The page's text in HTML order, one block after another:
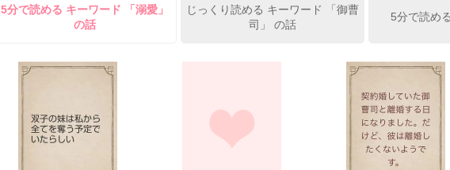
鷹哉『宜しくな、俺の雛子』🦅
雛子『俺の……ひぃ、雛子？！！！』🐥
シゴデキで冷徹な上司が見せる素顔は、なぜか想像以上に甘くて……🐥💓🦅
※表紙も作中使用の画像も全てフリー素材です。
※執筆期間2026.6.3〜7.20完結です。
※他サイトさんにて恋愛トレンド1位でした〜良かったら読んで頂けると嬉しいです。
5分で読める キーワード 「溺愛」
の話
じっくり読める キーワード 「御曹
司」 の話
5分で読め